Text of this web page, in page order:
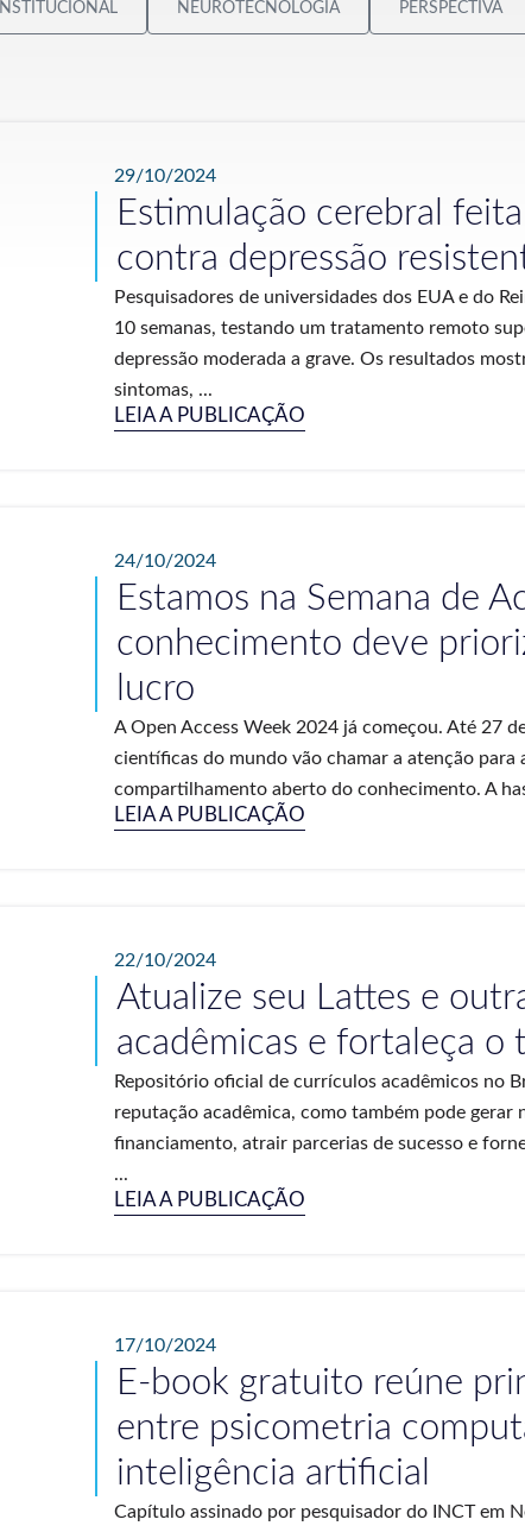
INSTITUCIONAL NEUROTECNOLOGIA PERSPECTIVA
29/10/2024
Estimulação cerebral
contra depressão
Pesquisadores de universidades dos EUA e do
10 semanas, testando um tratamento remoto
depressão moderada a grave. Os resultados
sintomas, ...
LEIA A PUBLICAÇÃO
24/10/2024
Estamos na Semana de
conhecimento deve
lucro
A Open Access Week 2024 já começou. Até 27
científicas do mundo vão chamar a atenção para
compartilhamento aberto do conhecimento. A
LEIA A PUBLICAÇÃO
22/10/2024
Atualize seu Lattes e
acadêmicas e fortaleça
Repositório oficial de currículos acadêmicos no
reputação acadêmica, como também pode gerar
financiamento, atrair parcerias de sucesso e
...
LEIA A PUBLICAÇÃO
17/10/2024
E-book gratuito reúne
entre psicometria
inteligência artificial
Capítulo assinado por pesquisador do INCT em